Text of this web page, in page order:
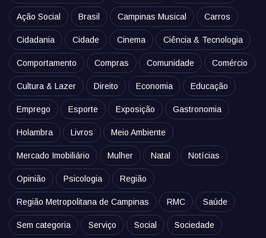
Ação Social Brasil Campinas Musical Carros
Cidadania Cidade Cinema Ciência & Tecnologia
Comportamento Compras Comunidade Comércio
Cultura & Lazer Direito Economia Educação
Emprego Esporte Exposição Gastronomia
Holambra Livros Meio Ambiente
Mercado Imobiliário Mulher Natal Notícias
Opinião Psicologia Região
Região Metropolitana de Campinas RMC Saúde
Sem categoria Serviço Social Sociedade